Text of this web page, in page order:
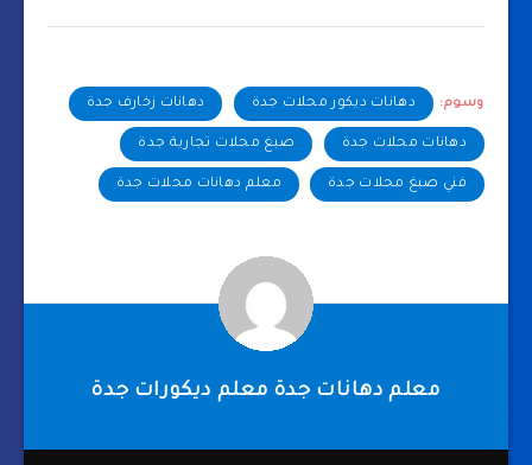
وسوم: دهانات ديكور محلات جدة دهانات زخارف جدة
دهانات محلات جدة صبغ محلات تجارية جدة
فني صبغ محلات جدة معلم دهانات محلات جدة
معلم دهانات جدة معلم ديكورات جدة